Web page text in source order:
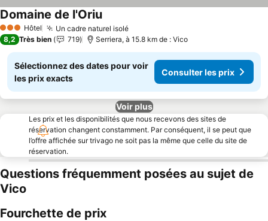
3 ÉtoilesHôtel Un cadre naturel isoléConsulter les prix
Domaine de l'OriuConsulter les prix
8,2 Très bien 719 Serriera, à 15.8 km de : Vico
Sélectionnez des dates pour voir
les prix exacts
Consulter les prix
Voir plus
Les prix et les disponibilités que nous recevons des sites de
réservation changent constamment. Par conséquent, il se peut que
l’offre affichée sur trivago ne soit pas la même que celle du site de
réservation.
Questions fréquemment posées au sujet de
Vico
Fourchette de prix